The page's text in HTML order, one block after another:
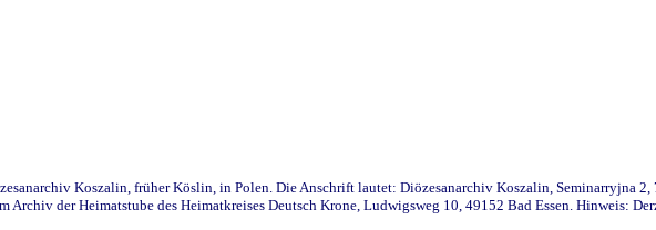
Koszalin, früher Köslin, in Polen. Die Anschrift lautet: Diözesanarchiv Koszalin, Seminarryjna
Archiv der Heimatstube des Heimatkreises Deutsch Krone, Ludwigsweg 10, 49152 Bad Essen. Hinweis: